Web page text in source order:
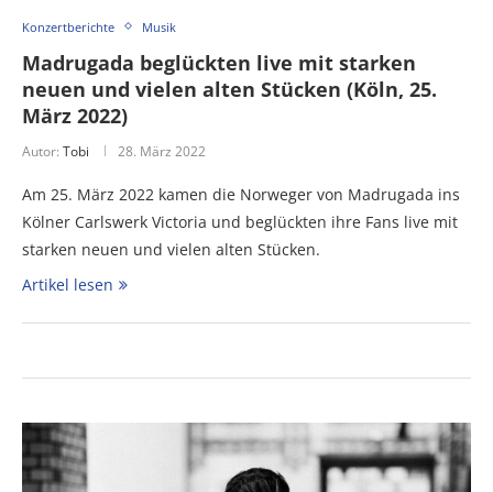
Konzertberichte Musik
Madrugada beglückten live mit starken
neuen und vielen alten Stücken (Köln, 25.
März 2022)
Autor: Tobi 28. März 2022
Am 25. März 2022 kamen die Norweger von Madrugada ins
Kölner Carlswerk Victoria und beglückten ihre Fans live mit
starken neuen und vielen alten Stücken.
Artikel lesen